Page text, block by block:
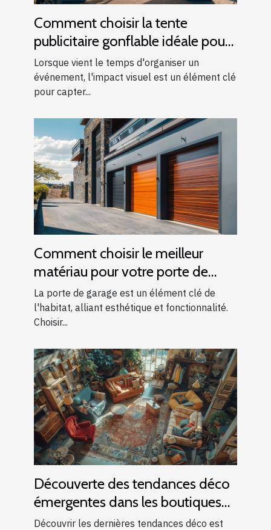
Comment choisir la tente
publicitaire gonflable idéale pour
vos événements
Lorsque vient le temps d'organiser un
événement, l'impact visuel est un élément clé
pour capter...
Comment choisir le meilleur
matériau pour votre porte de
garage
La porte de garage est un élément clé de
l'habitat, alliant esthétique et fonctionnalité.
Choisir...
Découverte des tendances déco
émergentes dans les boutiques
locales
Découvrir les dernières tendances déco est